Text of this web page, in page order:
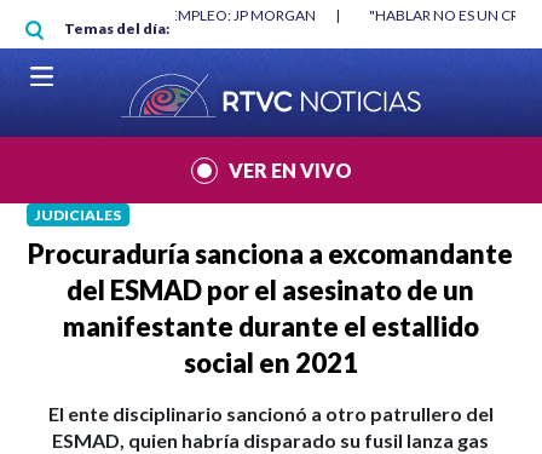
Pasar al contenido principal
Temas del día:
"HABLAR NO ES UN CRIMEN": CARTA DE BETO CORAL |
VER EN VIVO
JUDICIALES
Procuraduría sanciona a excomandante
del ESMAD por el asesinato de un
manifestante durante el estallido
social en 2021
El ente disciplinario sancionó a otro patrullero del
ESMAD, quien habría disparado su fusil lanza gas